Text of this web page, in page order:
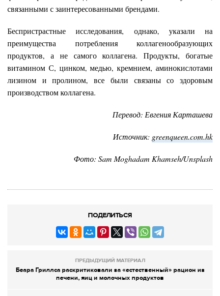
связанными с заинтересованными брендами.
Беспристрастные исследования, однако, указали на
преимущества потребления коллагенообразующих
продуктов, а не самого коллагена. Продукты, богатые
витамином С, цинком, медью, кремнием, аминокислотами
лизином и пролином, все были связаны со здоровым
производством коллагена.
Перевод: Евгения Карташева
Источник: greenqueen.com.hk
Фото: Sam Moghadam Khamseh/Unsplash
ПОДЕЛИТЬСЯ
ПРЕДЫДУЩИЙ МАТЕРИАЛ
Беара Гриллса раскритиковали за «естественный» рацион из
печени, яиц и молочных продуктов